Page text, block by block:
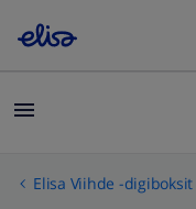
Elisa Viihde -digiboksit